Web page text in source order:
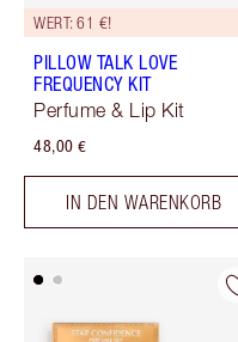
WERT: 61 €!
PILLOW TALK LOVE
FREQUENCY KIT
Perfume & Lip Kit
48,00 €
IN DEN WARENKORB